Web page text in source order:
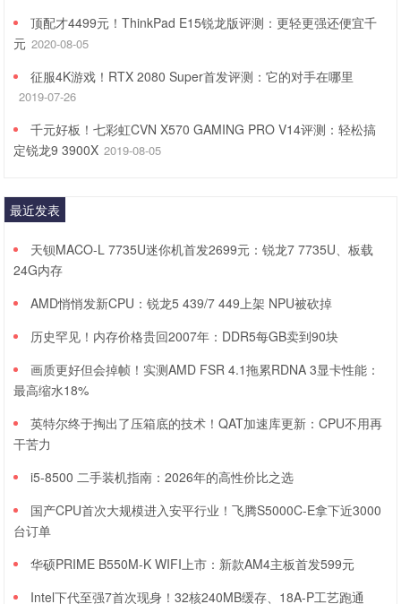
顶配才4499元！ThinkPad E15锐龙版评测：更轻更强还便宜千
元 2020-08-05
征服4K游戏！RTX 2080 Super首发评测：它的对手在哪里
2019-07-26
千元好板！七彩虹CVN X570 GAMING PRO V14评测：轻松搞
定锐龙9 3900X 2019-08-05
最近发表
天钡MACO-L 7735U迷你机首发2699元：锐龙7 7735U、板载
24G内存
AMD悄悄发新CPU：锐龙5 439/7 449上架 NPU被砍掉
历史罕见！内存价格贵回2007年：DDR5每GB卖到90块
画质更好但会掉帧！实测AMD FSR 4.1拖累RDNA 3显卡性能：
最高缩水18%
英特尔终于掏出了压箱底的技术！QAT加速库更新：CPU不用再
干苦力
i5-8500 二手装机指南：2026年的高性价比之选
国产CPU首次大规模进入安平行业！飞腾S5000C-E拿下近3000
台订单
华硕PRIME B550M-K WIFI上市：新款AM4主板首发599元
Intel下代至强7首次现身！32核240MB缓存、18A-P工艺跑通